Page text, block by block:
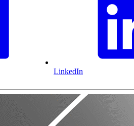
LinkedIn